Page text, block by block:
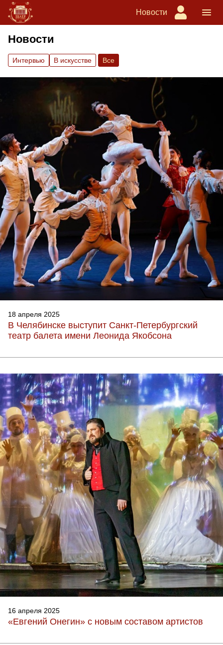
Новости
Новости
Интервью В искусстве Вce
18 апреля 2025
В Челябинске выступит Санкт-Петербургский
театр балета имени Леонида Якобсона
16 апреля 2025
«Евгений Онегин» с новым составом артистов